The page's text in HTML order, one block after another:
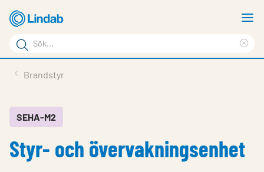
Hoppa
till
huvudinnehållet
Sökord
Sök
på
Service & Support
Hållbarhet
Om Lindab
Brandstyr
SEHA-M2
Styr- och övervakningsenhet